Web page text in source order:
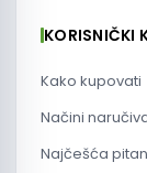
KORISNIČKI
Kako kupovati
Načini
Najčešća